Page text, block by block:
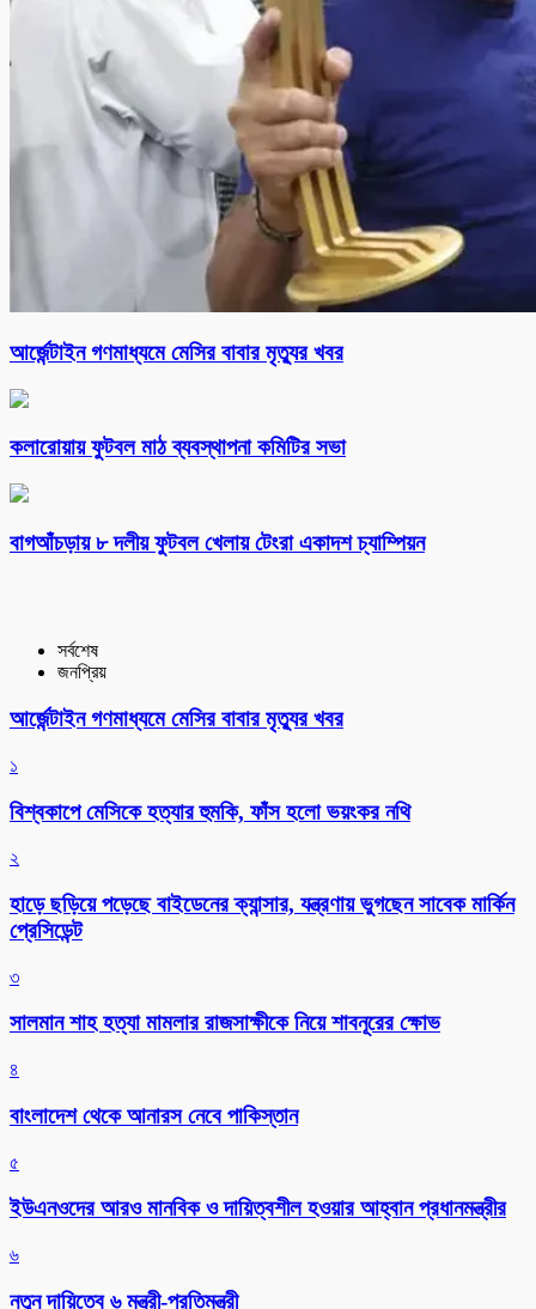
আর্জেন্টাইন গণমাধ্যমে মেসির বাবার মৃত্যুর খবর
কলারোয়ায় ফুটবল মাঠ ব্যবস্থাপনা কমিটির সভা
বাগআঁচড়ায় ৮ দলীয় ফুটবল খেলায় টেংরা একাদশ চ্যাম্পিয়ন
সর্বশেষ
জনপ্রিয়
আর্জেন্টাইন গণমাধ্যমে মেসির বাবার মৃত্যুর খবর
১
বিশ্বকাপে মেসিকে হত্যার হুমকি, ফাঁস হলো ভয়ংকর নথি
২
হাড়ে ছড়িয়ে পড়েছে বাইডেনের ক্যান্সার, যন্ত্রণায় ভুগছেন সাবেক মার্কিন
প্রেসিডেন্ট
৩
সালমান শাহ হত্যা মামলার রাজসাক্ষীকে নিয়ে শাবনূরের ক্ষোভ
৪
বাংলাদেশ থেকে আনারস নেবে পাকিস্তান
৫
ইউএনওদের আরও মানবিক ও দায়িত্বশীল হওয়ার আহ্বান প্রধানমন্ত্রীর
৬
নতুন দায়িত্বে ৬ মন্ত্রী-প্রতিমন্ত্রী